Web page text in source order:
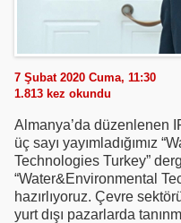
7 Şubat 2020 Cuma, 11:30
1.813 kez okundu
Almanya’da düzenlenen
üç sayı yayımladığımız
Technologies Turkey”
“Water&Environmental
hazırlıyoruz. Çevre
yurt dışı pazarlarda